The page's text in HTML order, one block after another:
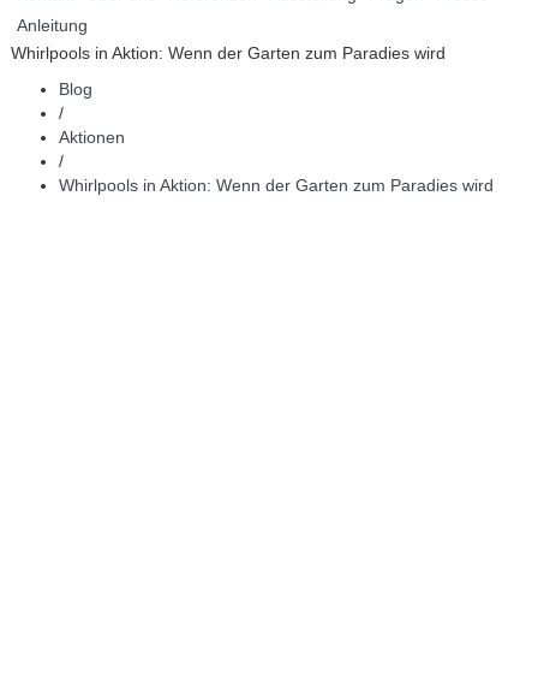
Anleitung
Whirlpools in Aktion: Wenn der Garten zum Paradies wird
Blog
/
Aktionen
/
Whirlpools in Aktion: Wenn der Garten zum Paradies wird